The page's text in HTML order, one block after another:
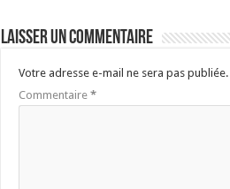
Laisser un commentaire
Votre adresse e-mail ne sera pas publiée.
Commentaire *